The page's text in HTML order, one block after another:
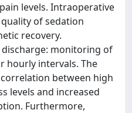
levels. Intraoperative
of sedation
recovery.
monitoring of
hourly intervals. The
between high
levels and increased
Furthermore,